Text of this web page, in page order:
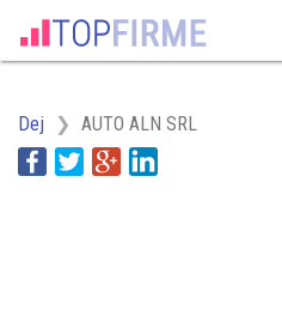
Dej AUTO ALN SRL